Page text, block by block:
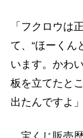
「フクロウは
て、“ほーくん
います。かわ
板を立てたと
出たんですよ